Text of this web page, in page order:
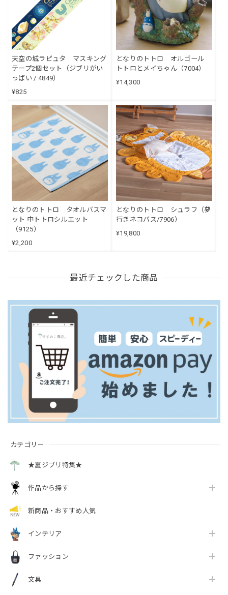
カテゴリー
★夏ジブリ特集★
作品から探す
新商品・おすすめ人気
インテリア
ファッション
文具
天空の城ラピュタ マスキング
テープ2個セット（ジブリがい
っぱい / 4849）
¥825
となりのトトロ オルゴール
トトロとメイちゃん（7004）
¥14,300
となりのトトロ タオルバスマ
ット 中トトロシルエット
（9125）
¥2,200
となりのトトロ シュラフ（夢
行きネコバス/7906）
¥19,800
最近チェックした商品